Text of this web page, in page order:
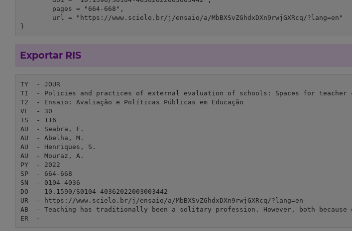
}
Exportar RIS
TY  - JOUR
TI  - Policies and practices of external evaluation of schools: Spaces for teacher
T2  - Ensaio: Avaliação e Políticas Públicas em Educação
VL  - 30
IS  - 116
AU  - Seabra, F.
AU  - Abelha, M.
AU  - Henriques, S.
AU  - Mouraz, A.
PY  - 2022
SP  - 664-668
SN  - 0104-4036
DO  - 10.1590/S0104-40362022003003442
UR  - https://www.scielo.br/j/ensaio/a/MbBXSvZGhdxDXn9rwjGXRcq/?lang=en
AB  - Teaching has traditionally been a solitary profession. However, both
ER  -